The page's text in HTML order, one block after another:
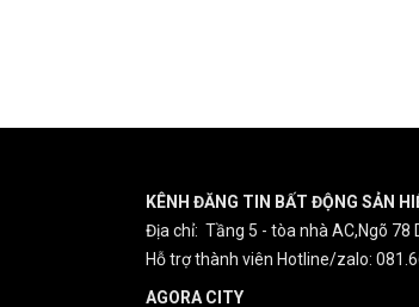
KÊNH ĐĂNG TIN BẤT ĐỘNG SẢN
Địa chỉ: Tầng 5 - tòa nhà AC,Ngõ 78
Hỗ trợ thành viên Hotline/zalo:
AGORA CITY